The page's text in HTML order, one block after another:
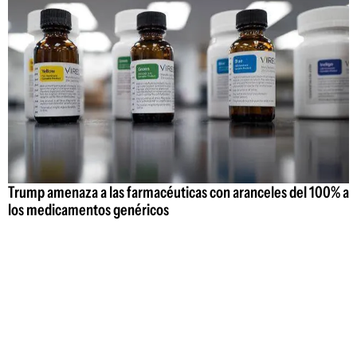
Trump amenaza a las farmacéuticas con aranceles del 100% a
los medicamentos genéricos